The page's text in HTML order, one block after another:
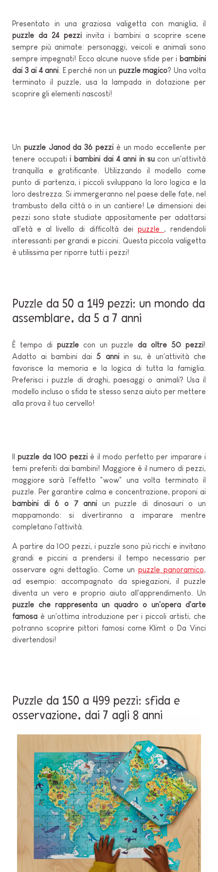
Presentato in una graziosa valigetta con maniglia, il
puzzle da 24 pezziinvita i bambini a scoprire scene
sempre più animate: personaggi, veicoli e animali sono
sempre impegnati! Ecco alcune nuove sfide per i bambini
dai 3 ai 4 anni. E perché non un puzzle magico? Una volta
terminato il puzzle, usa la lampada in dotazione per
scoprire gli elementi nascosti!
Un puzzle Janod da 36 pezziè un modo eccellente per
tenere occupatii bambini dai 4 anni in sucon un'attività
tranquilla e gratificante. Utilizzando il modello come
punto di partenza, i piccoli sviluppano la loro logica e la
loro destrezza. Si immergeranno nel paese delle fate, nel
trambusto della città o in un cantiere! Le dimensioni dei
pezzi sono state studiate appositamente per adattarsi
all'età e al livello di difficoltà dei puzzle , rendendoli
interessanti per grandi e piccini. Questa piccola valigetta
è utilissima per riporre tutti i pezzi!
Puzzle da 50 a 149 pezzi: un mondo da
assemblare, da 5 a 7 anni
È tempo di puzzlecon un puzzle da oltre 50 pezzi!
Adatto ai bambini dai5 anniin su, è un'attività che
favorisce la memoria e la logica di tutta la famiglia.
Preferisci i puzzle di draghi, paesaggi o animali? Usa il
modello incluso o sfida te stesso senza aiuto per mettere
alla prova il tuo cervello!
Ilpuzzle da 100 pezziè il modo perfetto per imparare i
temi preferiti dai bambini! Maggiore è il numero di pezzi,
maggiore sarà l'effetto "wow" una volta terminato il
puzzle. Per garantire calma e concentrazione, proponi ai
bambini di 6 o 7 anniun puzzle di dinosauri o un
mappamondo: si divertiranno a imparare mentre
completano l'attività.
A partire da 100 pezzi, i puzzle sono più ricchi e invitano
grandi e piccini a prendersi il tempo necessario per
osservare ogni dettaglio. Come un puzzle panoramico,
ad esempio: accompagnato da spiegazioni, il puzzle
diventa un vero e proprio aiuto all'apprendimento. Un
puzzle che rappresenta un quadro o un'opera d'arte
famosa è un'ottima introduzione per i piccoli artisti, che
potranno scoprire pittori famosi come Klimt o Da Vinci
divertendosi!
Puzzle da 150 a 499 pezzi: sfida e
osservazione, dai 7 agli 8 anni